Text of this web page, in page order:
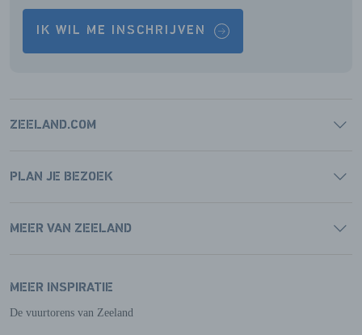
IK WIL ME INSCHRIJVEN
ZEELAND.COM
PLAN JE BEZOEK
MEER VAN ZEELAND
MEER INSPIRATIE
De vuurtorens van Zeeland